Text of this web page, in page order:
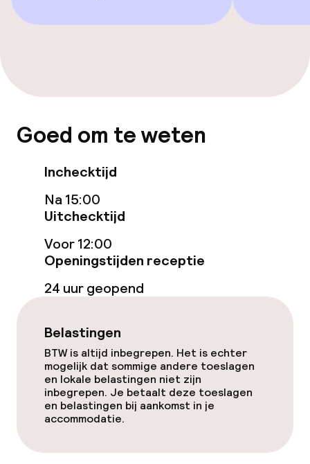
Bar
Eet- en drinkdiensten
Ontbijtbuffet
Lunch à la carte
Lunch, vast menu
Diner à la carte
Dieetopties
Speciale dieetopties
Schoonmaakvoorzieningen
Goed om te weten
Inchecktijd
Na 15:00
Uitchecktijd
Voor 12:00
Openingstijden receptie
24 uur geopend
Belastingen
BTW is altijd inbegrepen. Het is echter
mogelijk dat sommige andere toeslagen
en lokale belastingen niet zijn
inbegrepen. Je betaalt deze toeslagen
en belastingen bij aankomst in je
accommodatie.